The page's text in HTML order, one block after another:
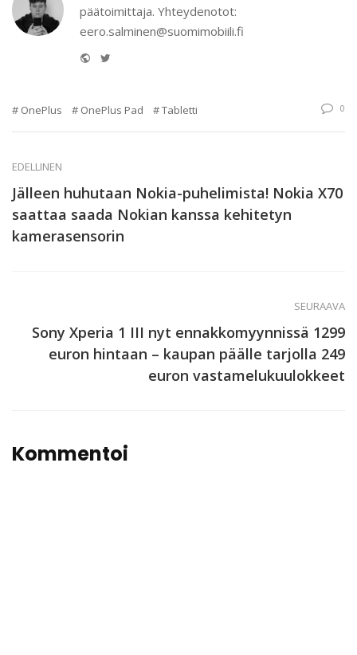
päätoimittaja. Yhteydenotot:
eero.salminen@suomimobiili.fi
Website
OnePlus OnePlus Pad Tabletti 0
EDELLINEN
Jälleen huhutaan Nokia-puhelimista! Nokia X70
saattaa saada Nokian kanssa kehitetyn
kamerasensorin
SEURAAVA
Sony Xperia 1 III nyt ennakkomyynnissä 1299
euron hintaan – kaupan päälle tarjolla 249
euron vastamelukuulokkeet
Kommentoi